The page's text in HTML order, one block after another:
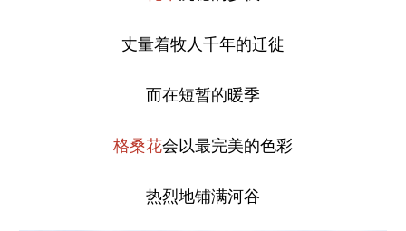
丈量着牧人千年的迁徙
而在短暂的暖季
格桑花会以最完美的色彩
热烈地铺满河谷